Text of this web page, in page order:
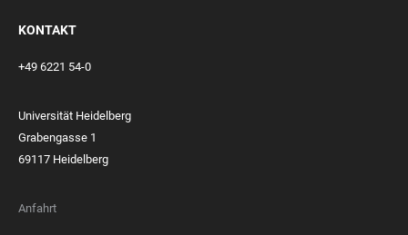
KONTAKT
+49 6221 54-0
Universität Heidelberg
Grabengasse 1
69117 Heidelberg
Anfahrt